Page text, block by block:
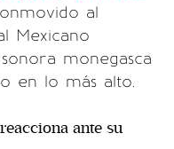
al
Mexicano
monegasca
en lo más alto.